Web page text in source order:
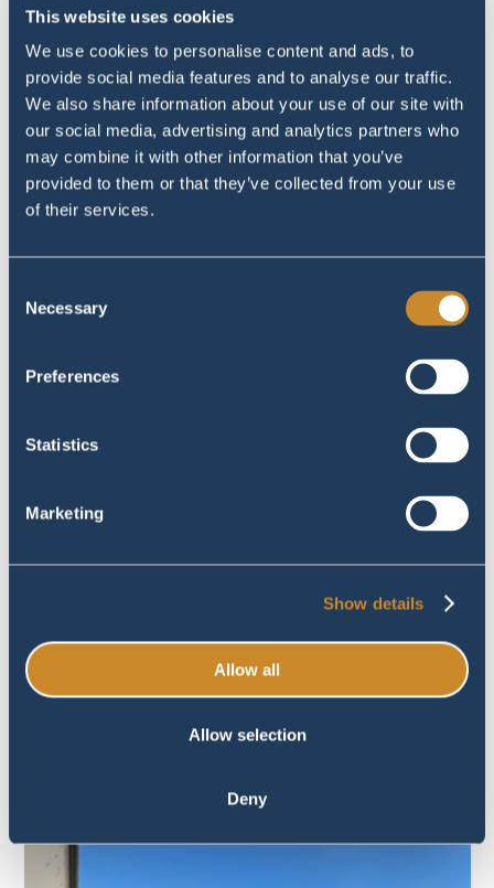
This website uses cookies
We use cookies to personalise content and ads, to
provide social media features and to analyse our traffic.
We also share information about your use of our site with
our social media, advertising and analytics partners who
may combine it with other information that you’ve
provided to them or that they’ve collected from your use
of their services.
Selection
Necessary
Preferences
Statistics
Marketing
Show details
Allow all
Allow selection
Deny